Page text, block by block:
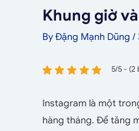
Khung giờ
By Đặng Mạnh Dũng /
5/5 - (2
Instagram là một
hàng tháng. Để tăng